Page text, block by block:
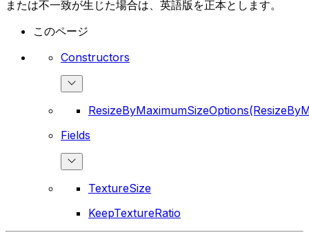
または不一致が生じた場合は、英語版を正本とします。
このページ
Constructors
Fields
TextureSize
KeepTextureRatio